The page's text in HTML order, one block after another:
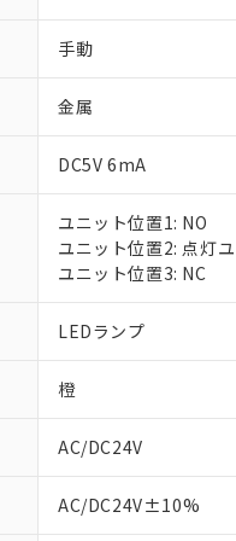
手動
金属
DC5V 6mA
ユニット位置1: NO
ユニット位置2: 点灯
ユニット位置3: NC
LEDランプ
橙
AC/DC24V
AC/DC24V±10%
※1 対応状況